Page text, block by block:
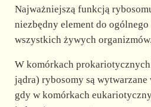
e
o
Najważniejszą funkcją
niezbędny element do
wszystkich żywych organizmów.
W komórkach
jądra) rybosomy są
gdy w komórkach